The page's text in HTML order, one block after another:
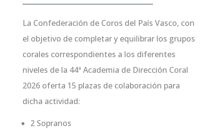
La Confederación de Coros del País Vasco, con
el objetivo de completar y equilibrar los grupos
corales correspondientes a los diferentes
niveles de la 44ª Academia de Dirección Coral
2026 oferta 15 plazas de colaboración para
dicha actividad:
2 Sopranos